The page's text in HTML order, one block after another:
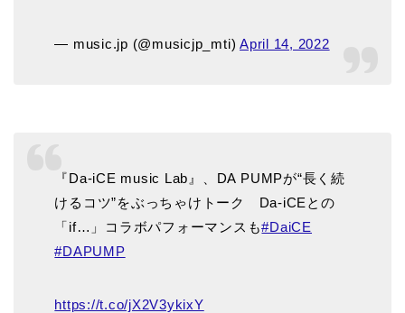
— music.jp (@musicjp_mti)April 14, 2022
『Da-iCE music Lab』、DA PUMPが“長く続
けるコツ”をぶっちゃけトーク Da-iCEとの
「if…」コラボパフォーマンスも#DaiCE
#DAPUMP
https://t.co/jX2V3ykixY